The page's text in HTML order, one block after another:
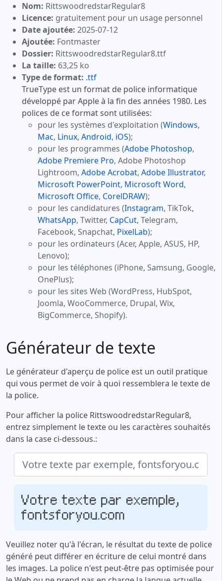
Nom: RittswoodredstarRegular8
Licence: gratuitement pour un usage personnel
Date ajoutée: 2025-07-12
Ajoutée: Fontmaster
Dossier: RittswoodredstarRegular8.ttf
La taille: 63,25 ko
Type de format: .ttf
TrueType est un format de police informatique
développé par Apple à la fin des années 1980. Les
polices de ce format sont utilisées:
pour les systèmes d'exploitation (Windows,
Mac, Linux, Android, iOS);
pour les programmes (Adobe Photoshop,
Adobe Premiere Pro, Adobe Photoshop
Lightroom, Adobe Acrobat, Adobe Illustrator,
Microsoft PowerPoint, Microsoft Word,
Microsoft Office, CorelDRAW);
pour les candidatures (Instagram, TikTok,
WhatsApp, Twitter, CapCut, Telegram,
Facebook, Snapchat, PixelLab);
pour les ordinateurs (Acer, Apple, ASUS, HP,
Lenovo);
pour les téléphones (iPhone, Samsung, Google,
OnePlus);
pour les sites Web (WordPress, HubSpot,
Joomla, WooCommerce, Drupal, Wix,
BigCommerce, Shopify).
Générateur de texte
Le générateur d'aperçu de police est un outil pratique
qui vous permet de voir à quoi ressemblera le texte de
la police.
Pour afficher la police RittswoodredstarRegular8,
entrez simplement le texte ou les caractères souhaités
dans la case ci-dessous.:
Votre texte par exemple,
fontsforyou.com
Veuillez noter qu'à l'écran, le résultat du texte de police
généré peut différer en écriture de celui montré dans
les images. La police n'est peut-être pas optimisée pour